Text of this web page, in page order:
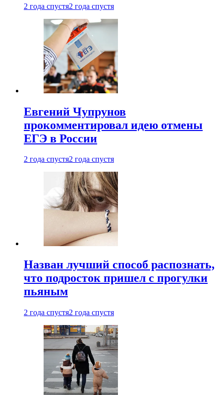
2 года спустя2 года спустя
Евгений Чупрунов
прокомментировал идею отмены
ЕГЭ в России
2 года спустя2 года спустя
Назван лучший способ распознать,
что подросток пришел с прогулки
пьяным
2 года спустя2 года спустя